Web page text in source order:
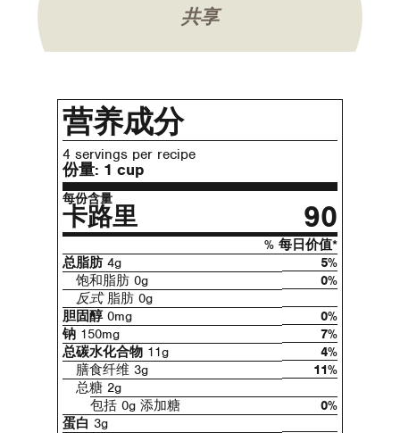
共享
营养成分
4 servings per recipe
份量: 1 cup
每份含量
卡路里 90
% 每日价值*
总脂肪4g
5%
饱和脂肪 0g
0%
反式脂肪 0g
胆固醇0mg
0%
钠 150mg
7%
总碳水化合物 11g
4%
膳食纤维 3g
11%
总糖 2g
包括 0g 添加糖
0%
蛋白 3g